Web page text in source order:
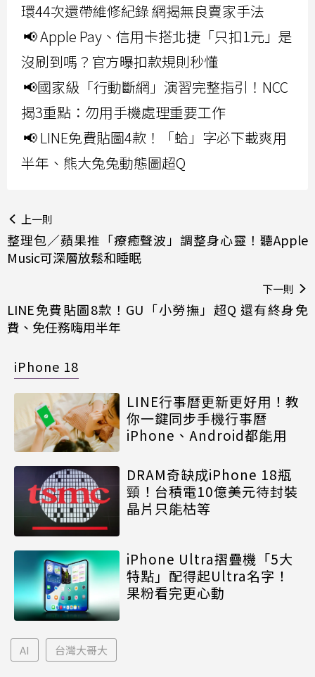
環44次還帶維修紀錄 網揭無良賣家手法
📢 Apple Pay、信用卡搭北捷「只扣1元」是
沒刷到嗎？官方曝扣款規則秒懂
📢國家級「行動斷網」演習完整指引！NCC
揭3重點：勿用手機處理重要工作
📢 LINE免費貼圖4款！「蛤」字必下載爽用
半年、熊大兔兔動態圖超Q
上一則
整理包／蘋果推「療癒聲波」調整身心靈！聽Apple
Music可深層放鬆和睡眠
下一則
LINE免費貼圖8款！GU「小勞撫」超Q 還有終身免
費、免任務嗨用半年
iPhone 18
LINE行事曆更新更好用！教
你一鍵同步手機行事曆
iPhone、Android都能用
DRAM奇缺成iPhone 18瓶
頸！台積電10億美元待封裝
晶片只能枯等
iPhone Ultra摺疊機「5大
特點」配得起Ultra名字！
果粉看完更心動
AI 台灣大哥大